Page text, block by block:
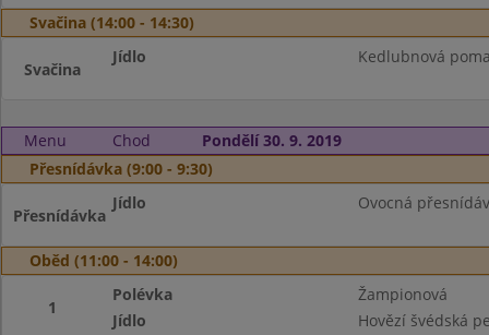
Svačina (14:00 - 14:30)
Svačina
Jídlo Kedlubnová
Menu Chod
Pondělí 30. 9. 2019
Přesnídávka (9:00 - 9:30)
Přesnídávka
Jídlo Ovocná
Oběd (11:00 - 14:00)
1
Polévka
Žampionová
Jídlo
Hovězí švédská